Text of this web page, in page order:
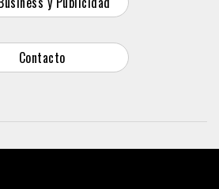
Contacto
Pirala 29. Madrid, 28017